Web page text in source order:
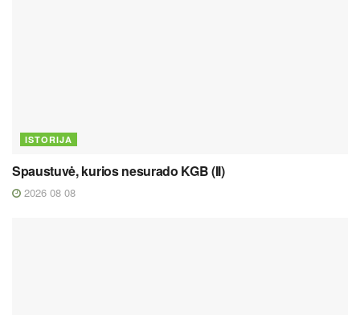
ISTORIJA
Spaustuvė, kurios nesurado KGB (II)
2026 08 08